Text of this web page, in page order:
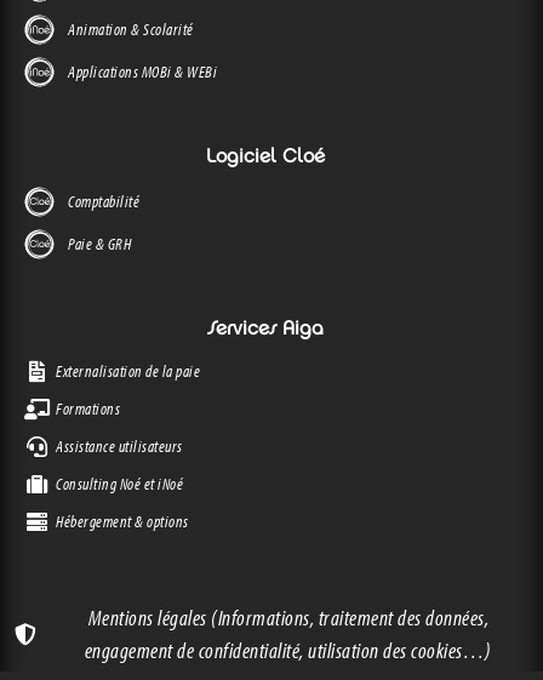
Animation & Scolarité
Applications MOBi & WEBi
Logiciel Cloé
Comptabilité
Paie & GRH
Services Aiga
Externalisation de la paie
Formations
Assistance utilisateurs
Consulting Noé et iNoé
Hébergement & options
Mentions légales (Informations, traitement des données,
engagement de confidentialité, utilisation des cookies…)